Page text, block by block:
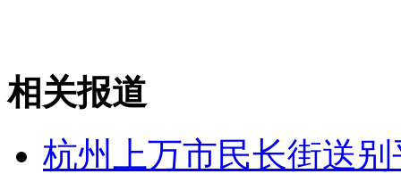
相关报道
杭州上万市民长街送